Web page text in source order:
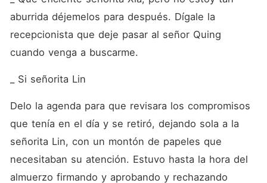
aburrida déjemelos para después. Dígale la
recepcionista que deje pasar al señor Quing
cuando venga a buscarme.
_ Si señorita Lin
Delo la agenda para que revisara los compromisos
que tenía en el día y se retiró, dejando sola a la
señorita Lin, con un montón de papeles que
necesitaban su atención. Estuvo hasta la hora del
almuerzo firmando y aprobando y rechazando